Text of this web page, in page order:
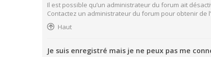
Il est possible qu’un administrateur du forum ait
Contactez un administrateur du forum pour obtenir de
Haut
Je suis enregistré mais je ne peux pas me